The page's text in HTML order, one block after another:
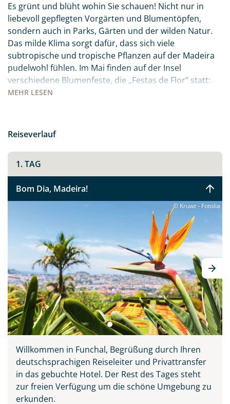
MEHR LESEN
Es grünt und blüht wohin Sie schauen! Nicht nur in
liebevoll gepflegten Vorgärten und Blumentöpfen,
sondern auch in Parks, Gärten und der wilden Natur.
Das milde Klima sorgt dafür, dass sich viele
subtropische und tropische Pflanzen auf der Madeira
pudelwohl fühlen. Im Mai finden auf der Insel
verschiedene Blumenfeste, die „Festas de Flor“ statt:
die Orte sind mit Blüten und Blumen geschmückt, es
Atlantiks.Auch kulinarisch hat die Insel viel zu bieten:
Wärme braucht um sich zum süßen Gold zu wandeln.
Der „Peixe Espada Preto“ – schwarzer Degenfisch, den
Sie bitte zunächst probieren, bevor Sie ihn sich auf den
Tischen der Markthalle Funchals anschauen. Verpassen
sollten Sie keinesfalls Madeiras Nationalgericht
„Espetata“ - die aufgespießten Rinderstücke, welche
über den Holzkohlegrill zubereitet werden. Diese Reise
vereint alle Schönheiten der Insel: Natur, Meer,
Entspannung, Kultur, Tradition und Kulinarik. Ihr
deutscher Reiseleiter zeigt Ihnen ganz persönlich seine
Wahlheimat auf 3 inkludierten Ausflügen, erklärt
Wissenswertes und führt Sie abseits der großen
Touristenströme hinein ins authentische Madeira.
Reiseverlauf
1. TAG
Bom Dia, Madeira!
© Kruwt - Fotolia
Willkommen in Funchal, Begrüßung durch Ihren
deutschsprachigen Reiseleiter und Privattransfer
in das gebuchte Hotel. Der Rest des Tages steht
zur freien Verfügung um die schöne Umgebung zu
erkunden.